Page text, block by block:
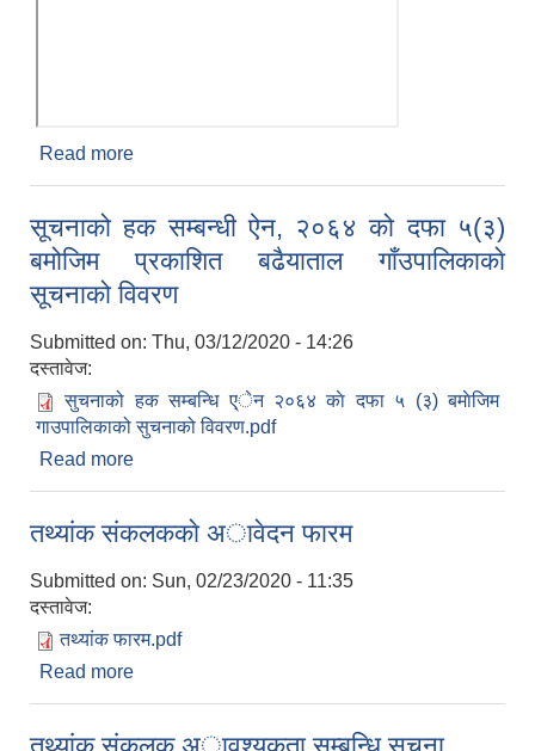
Read more
सूचनाको हक सम्बन्धी ऐन, २०६४ को दफा ५(३)
बमोजिम प्रकाशित बढैयाताल गाँउपालिकाकाे
सूचनाको विवरण
Submitted on: Thu, 03/12/2020 - 14:26
दस्तावेज:
सुचनाको हक सम्बन्धि ए्ेन २०६४ काे दफा ५ (३) बमाेजिम
गाउपालिकाको सुचनाको विवरण.pdf
Read more
तथ्यांक संकलककाे अावेदन फारम
Submitted on: Sun, 02/23/2020 - 11:35
दस्तावेज:
तथ्यांक फारम.pdf
Read more